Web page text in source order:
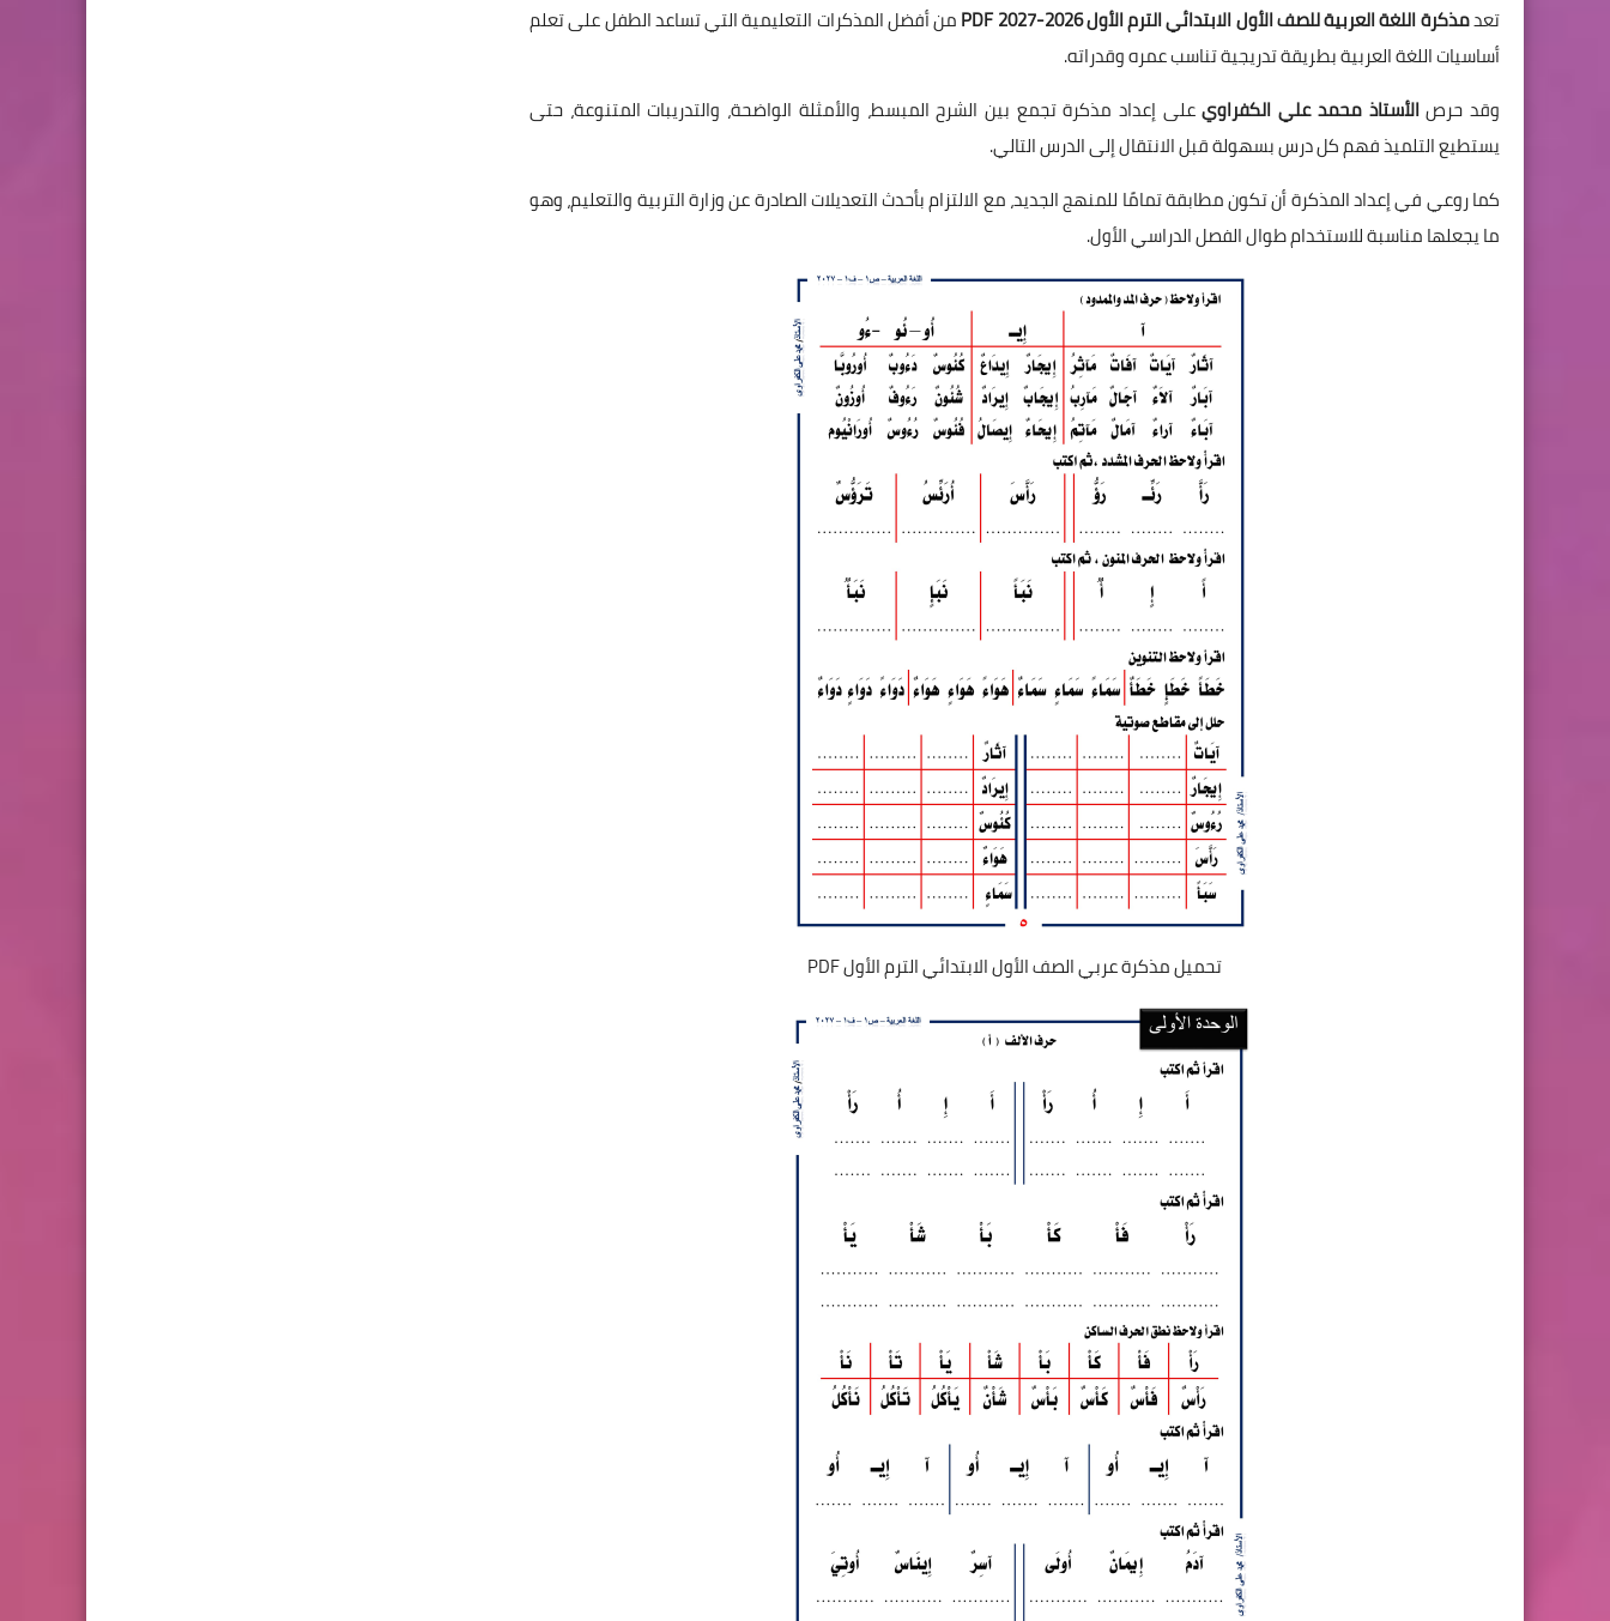
تعدمذكرة اللغة العربية للصف الأول الابتدائي الترم الأول 2026-2027 PDF
من أفضل المذكرات التعليمية التي تساعد الطفل على تعلم
أساسيات اللغة العربية بطريقة تدريجية تناسب عمره وقدراته.
وقد حرصالأستاذ محمد علي الكفراويعلى إعداد مذكرة تجمع بين الشرح المبسط، والأمثلة الواضحة، والتدريبات المتنوعة، حتى
يستطيع التلميذ فهم كل درس بسهولة قبل الانتقال إلى الدرس التالي.
كما روعي في إعداد المذكرة أن تكون مطابقة تمامًا للمنهج الجديد، مع الالتزام بأحدث التعديلات الصادرة عن وزارة التربية والتعليم، وهو
ما يجعلها مناسبة للاستخدام طوال الفصل الدراسي الأول.
تحميل مذكرة عربي الصف الأول الابتدائي الترم الأول PDF